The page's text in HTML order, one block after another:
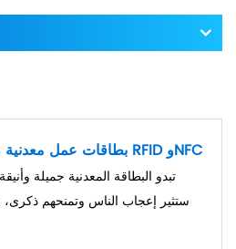
بطاقات عمل معدنية مخصصة للطباعة بتقنية RFID وNFC
تبدو البطاقة المعدنية جميلة
ستثير إعجاب الناس وتمنحهم